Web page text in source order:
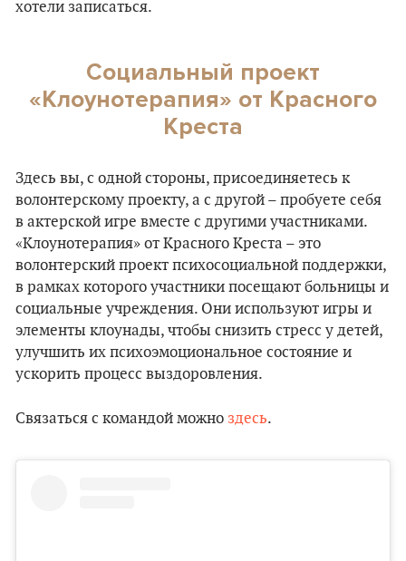
хотели записаться.
Социальный проект
«Клоунотерапия» от Красного
Креста
Здесь вы, с одной стороны, присоединяетесь к
волонтерскому проекту, а с другой – пробуете себя
в актерской игре вместе с другими участниками.
«Клоунотерапия» от Красного Креста – это
волонтерский проект психосоциальной поддержки,
в рамках которого участники посещают больницы и
социальные учреждения. Они используют игры и
элементы клоунады, чтобы снизить стресс у детей,
улучшить их психоэмоциональное состояние и
ускорить процесс выздоровления.
Связаться с командой можно здесь.